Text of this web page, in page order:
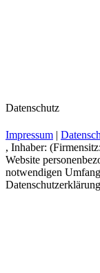
Datenschutz
Impressum
, Inhaber:
Website
notwendigen